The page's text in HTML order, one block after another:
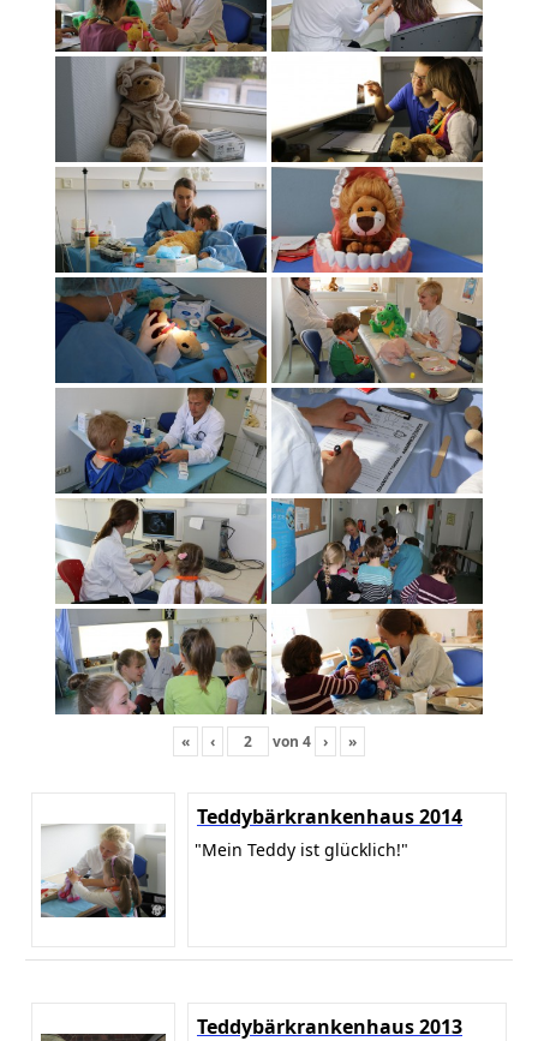
« ‹ von 4 › »
Teddybärkrankenhaus 2014
"Mein Teddy ist glücklich!"
Teddybärkrankenhaus 2013